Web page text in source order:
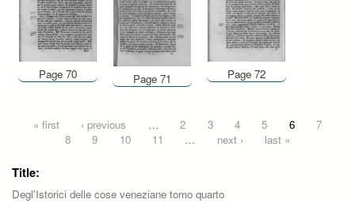
Page 70 Page 71 Page 72
Pages
« first ‹ previous … 2 3 4 5 6
7
8
9 10 11 … next › last »
Title:
Degl'Istorici delle cose veneziane tomo quarto